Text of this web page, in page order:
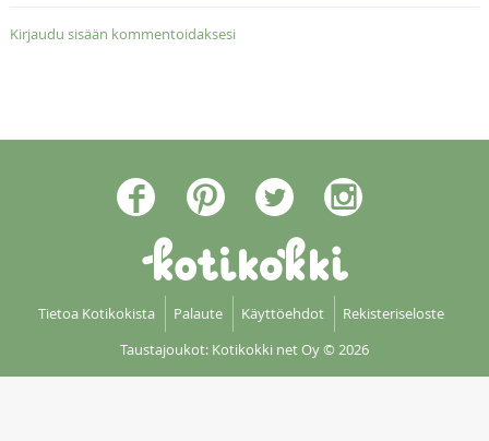
Kirjaudu sisään kommentoidaksesi
Tietoa Kotikokista Palaute Käyttöehdot
Rekisteriseloste
Taustajoukot: Kotikokki net Oy© 2026